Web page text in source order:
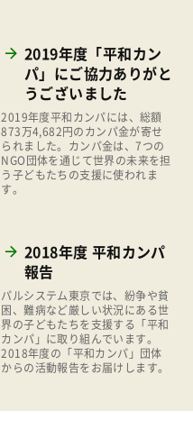
2019年度「平和カン
パ」にご協力ありがと
うございました
2019年度平和カンパには、総額
873万4,682円のカンパ金が寄せ
られました。カンパ金は、7つの
NGO団体を通じて世界の未来を担
う子どもたちの支援に使われま
す。
2018年度 平和カンパ
報告
パルシステム東京では、紛争や貧
困、難病など厳しい状況にある世
界の子どもたちを支援する「平和
カンパ」に取り組んでいます。
2018年度の「平和カンパ」団体
からの活動報告をお届けします。